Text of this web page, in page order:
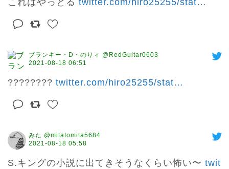
これはやっとる twitter.com/hiro25255/stat…
ブランキー・D・のりィ @RedGuitar0603
2021-08-18 06:51
???????? twitter.com/hiro25255/stat…
みた @mitatomita5684
2021-08-18 05:58
S.キングの小説に出てきそうなくらい怖い〜 twit